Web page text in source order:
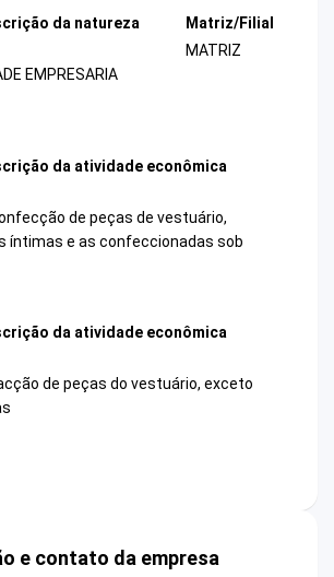
da natureza
EMPRESARIA
Matriz/Filial
MATRIZ
da atividade econômica
de peças de vestuário,
íntimas e as confeccionadas sob
da atividade econômica
de peças do vestuário, exceto
e contato da empresa